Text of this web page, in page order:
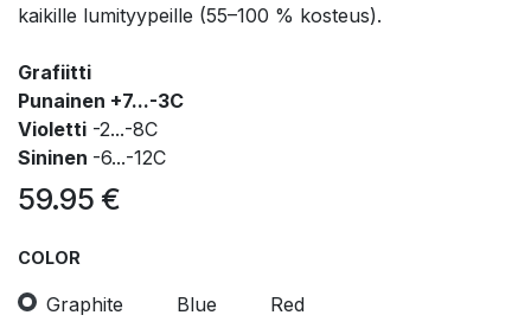
kaikille lumityypeille (55–100 % kosteus).
Grafiitti
Punainen +7...-3C
Violetti -2...-8C
Sininen -6...-12C
59.95 €
COLOR
Graphite Blue Red